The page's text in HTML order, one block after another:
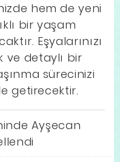
hem de yeni
bir yaşam
Eşyalarınızı
ve detaylı bir
sürecinizi
getirecektir.
Ayşecan